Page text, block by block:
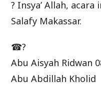
? Insya’ Allah,
Salafy Makassar.
☎?
Abu Aisyah Ridwan
Abu Abdillah Kholid